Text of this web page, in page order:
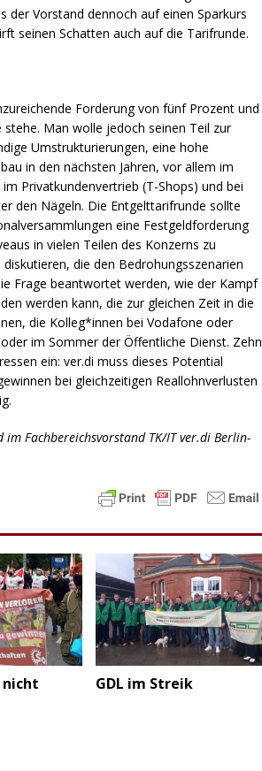
der Vorstand dennoch auf einen Sparkurs
seinen Schatten auch auf die Tarifrunde.
Forderung von fünf Prozent und
Man wolle jedoch seinen Teil zur
Umstrukturierungen, eine hohe
in den nächsten Jahren, vor allem im
Privatkundenvertrieb (T-Shops) und bei
den Nägeln. Die Entgelttarifrunde sollte
eine Festgeldforderung
in vielen Teilen des Konzerns zu
die den Bedrohungsszenarien
Frage beantwortet werden, wie der Kampf
werden kann, die zur gleichen Zeit in die
die Kolleg*innen bei Vodafone oder
im Sommer der Öffentliche Dienst. Zehn
ein: ver.di muss dieses Potential
bei gleichzeitigen Reallohnverlusten
Fachbereichsvorstand TK/IT ver.di Berlin-
GDL im Streik